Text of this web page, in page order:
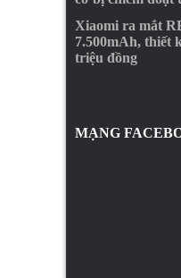
Xiaomi ra mắt
7.500mAh, thiết
triệu đồng
MẠNG